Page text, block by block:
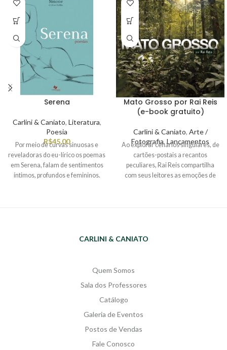
Serena
Carlini & Caniato, Literatura,
Poesia
R$45,00
Por meio de curvas sinuosas e
reveladoras do eu-lírico os poemas
em Serena, falam de sentimentos
íntimos, profundos e femininos.
Mato Grosso por Rai Reis
(e-book gratuito)
Carlini & Caniato, Arte /
Fotografia, Lançamentos
Ao explorar cenários singulares, de
cartões-postais a recantos
peculiares, Rai Reis compartilha
com seus leitores as emoções de
CARLINI & CANIATO
Quem Somos
Sala dos Professores
Catálogo
Galeria de Eventos
Postos de Vendas
Fale Conosco